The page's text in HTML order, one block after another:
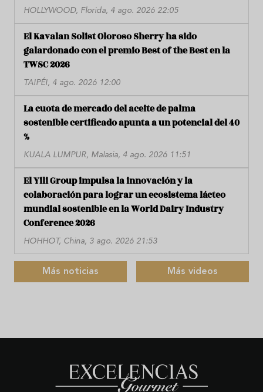
HOLLYWOOD, Florida, 4 ago. 2026 22:05
El Kavalan Solist Oloroso Sherry ha sido
galardonado con el premio Best of the Best en la
TWSC 2026
TAIPÉI, 4 ago. 2026 12:00
La cuota de mercado del aceite de palma
sostenible certificado apunta a un potencial del 40
%
KUALA LUMPUR, Malasia, 4 ago. 2026 11:51
El Yili Group impulsa la innovación y la
colaboración para lograr un ecosistema lácteo
mundial sostenible en la World Dairy Industry
Conference 2026
HOHHOT, China, 3 ago. 2026 21:53
Más noticias Más videos